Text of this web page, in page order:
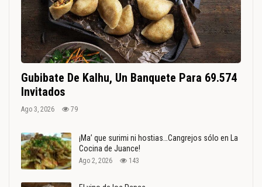
Gubibate De Kalhu, Un Banquete Para 69.574
Invitados
Ago 3, 2026 79
¡Ma’ que surimi ni hostias…Cangrejos sólo en La
Cocina de Juance!
Ago 2, 2026 143